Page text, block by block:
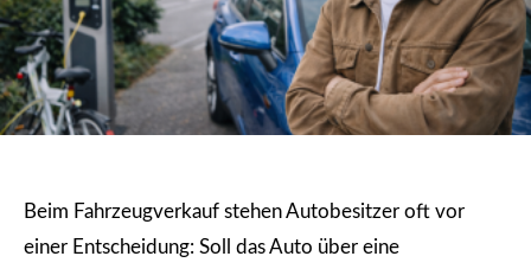
Beim Fahrzeugverkauf stehen Autobesitzer oft vor
einer Entscheidung: Soll das Auto über eine